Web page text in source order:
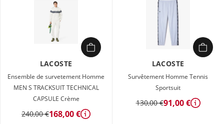
LACOSTE
Ensemble de survetement Homme
MEN S TRACKSUIT TECHNICAL
CAPSULE Crème
240,00 €168,00 € Détails
LACOSTE
Survêtement Homme Tennis
Sportsuit
130,00 €91,00 € Détails